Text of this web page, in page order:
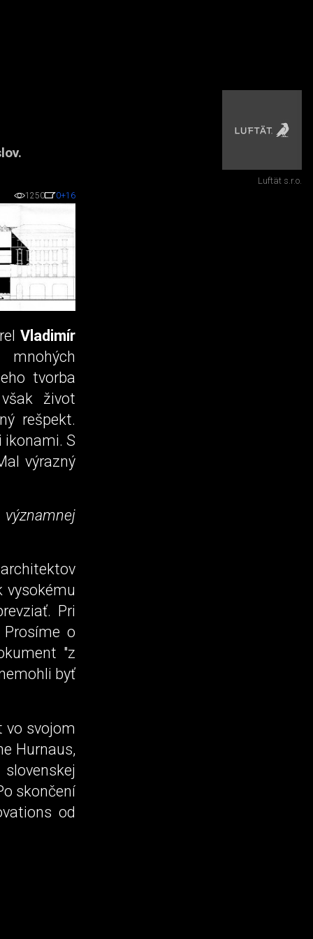
1250 0+16
Vladimír
tvorba
život
rešpekt.
ikonami. S
výrazný
vysokému
Pri
o
"z
byť
vo svojom
Hurnaus,
skončení
od
Luftät s.r.o.